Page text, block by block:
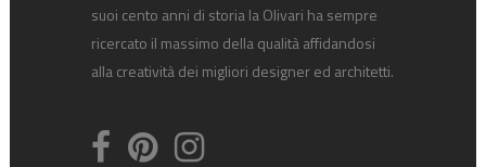
suoi cento anni di storia la Olivari ha sempre
ricercato il massimo della qualità affidandosi
alla creatività dei migliori designer ed architetti.